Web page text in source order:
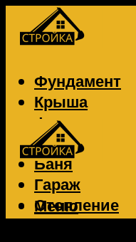
Фундамент
Крыша
Фасад
Забор
Баня
Гараж
Отопление
Вентиляция
Меню